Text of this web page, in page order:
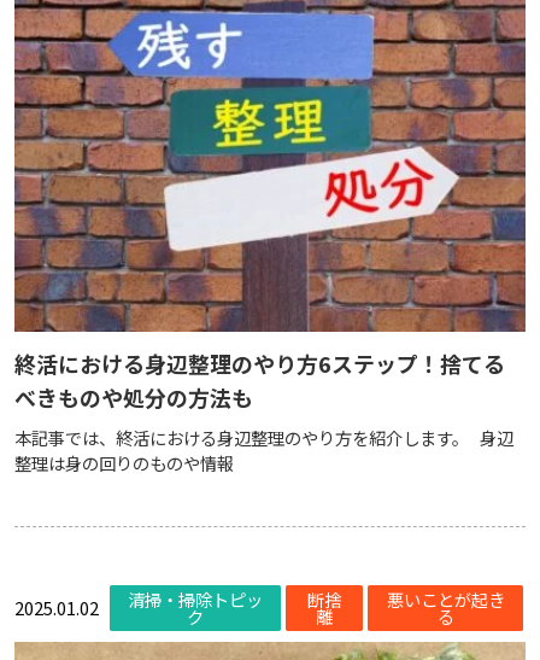
終活における身辺整理のやり方6ステップ！捨てる
べきものや処分の方法も
本記事では、終活における身辺整理のやり方を紹介します。 身辺
整理は身の回りのものや情報
2025.01.02 清掃・掃除トピッ
ク
断捨
離
悪いことが起き
る